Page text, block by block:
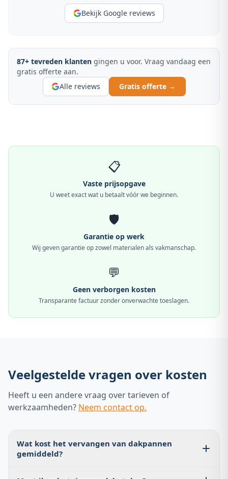
Bekijk Google reviews
87+ tevreden klanten gingen u voor. Vraag vandaag een
gratis offerte aan.
Alle reviews
Gratis offerte →
📋
Vaste prijsopgave
U weet exact wat u betaalt vóór we beginnen.
🛡️
Garantie op werk
Wij geven garantie op zowel materialen als vakmanschap.
💬
Geen verborgen kosten
Transparante factuur zonder onverwachte toeslagen.
Veelgestelde vragen over kosten
Heeft u een andere vraag over tarieven of
werkzaamheden? Neem contact op.
Wat kost het vervangen van dakpannen
gemiddeld?